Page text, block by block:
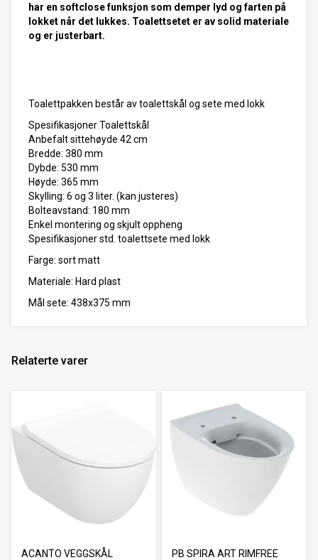
har en softclose funksjon som demper lyd og farten på
lokket når det lukkes. Toalettsetet er av solid materiale
og er justerbart.
Toalettpakken består av toalettskål og sete med lokk
Spesifikasjoner Toalettskål
Anbefalt sittehøyde 42 cm
Bredde: 380 mm
Dybde: 530 mm
Høyde: 365 mm
Skylling: 6 og 3 liter. (kan justeres)
Bolteavstand: 180 mm
Enkel montering og skjult oppheng
Spesifikasjoner std. toalettsete med lokk
Farge: sort matt
Materiale: Hard plast
Mål sete: 438x375 mm
Relaterte varer
ACANTO VEGGSKÅL
PB SPIRA ART RIMFREE